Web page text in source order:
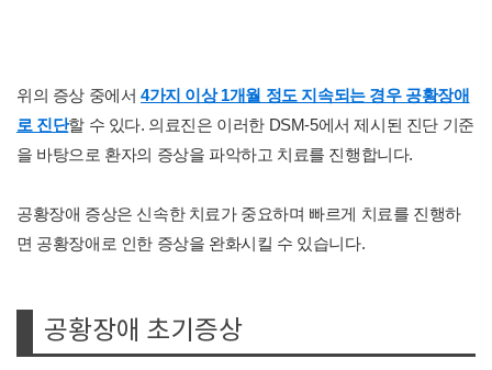
위의 증상 중에서 4가지 이상 1개월 정도 지속되는 경우 공황장애
로 진단할 수 있다. 의료진은 이러한 DSM-5에서 제시된 진단 기준
을 바탕으로 환자의 증상을 파악하고 치료를 진행합니다.
공황장애 증상은 신속한 치료가 중요하며 빠르게 치료를 진행하
면 공황장애로 인한 증상을 완화시킬 수 있습니다.
공황장애 초기증상